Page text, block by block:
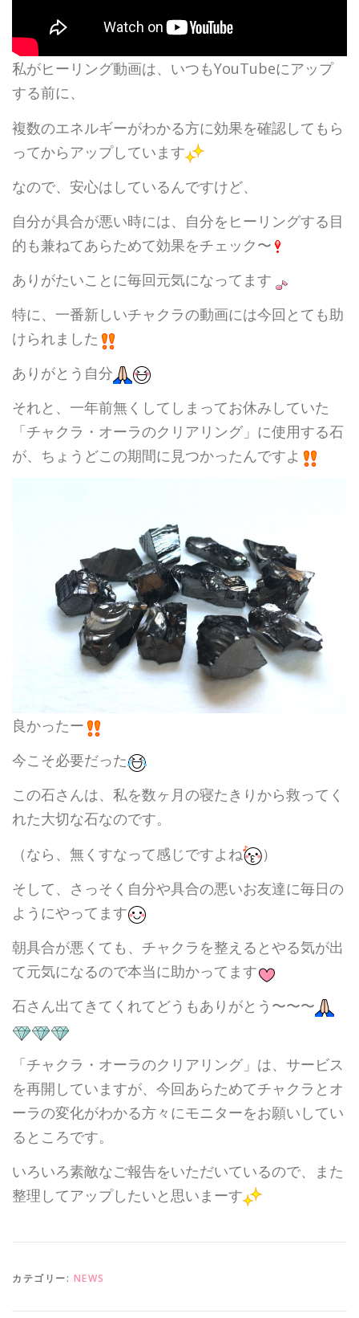
私がヒーリング動画は、いつもYouTubeにアップ
する前に、
複数のエネルギーがわかる方に効果を確認してもら
ってからアップしています
なので、安心はしているんですけど、
自分が具合が悪い時には、自分をヒーリングする目
的も兼ねてあらためて効果をチェック〜
ありがたいことに毎回元気になってます
特に、一番新しいチャクラの動画には今回とても助
けられました
ありがとう自分
それと、一年前無くしてしまってお休みしていた
「チャクラ・オーラのクリアリング」に使用する石
が、ちょうどこの期間に見つかったんですよ
良かったー
今こそ必要だった
この石さんは、私を数ヶ月の寝たきりから救ってく
れた大切な石なのです。
（なら、無くすなって感じですよね
）
そして、さっそく自分や具合の悪いお友達に毎日の
ようにやってます
朝具合が悪くても、チャクラを整えるとやる気が出
て元気になるので本当に助かってます
石さん出てきてくれてどうもありがとう〜〜〜
「チャクラ・オーラのクリアリング」は、サービス
を再開していますが、今回あらためてチャクラとオ
ーラの変化がわかる方々にモニターをお願いしてい
るところです。
いろいろ素敵なご報告をいただいているので、また
整理してアップしたいと思いまーす
カテゴリー: NEWS